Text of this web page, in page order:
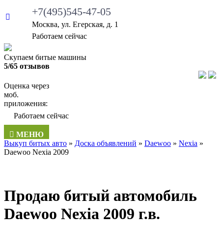
+7(495)545-47-05
Москва, ул. Егерская, д. 1
Работаем сейчас
Скупаем битые машины
5/65 отзывов
Оценка через
моб.
приложения:
Работаем сейчас
МЕНЮ
Выкуп битых авто » Доска объявлений » Daewoo » Nexia »
Daewoo Nexia 2009
Продаю битый автомобиль
Daewoo Nexia 2009 г.в.